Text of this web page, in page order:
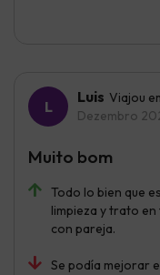
Luis Viajou
Dezembro
Todo lo bien que
limpieza y trato
con pareja.
Se podía mejorar
Muito bom